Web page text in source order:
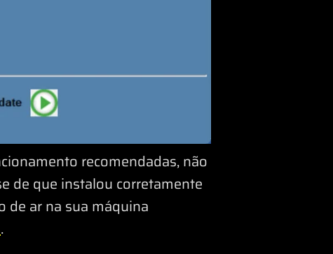
recomendadas, não
de que instalou corretamente
de ar na sua máquina
.